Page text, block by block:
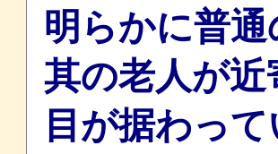
明らかに普
其の老人が
目が据わっ